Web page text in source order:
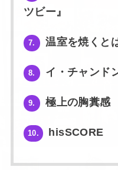
ツビー』
7. 温室を焼くと
8. イ・チャンド
9. 極上の胸糞感
10. hisSCORE